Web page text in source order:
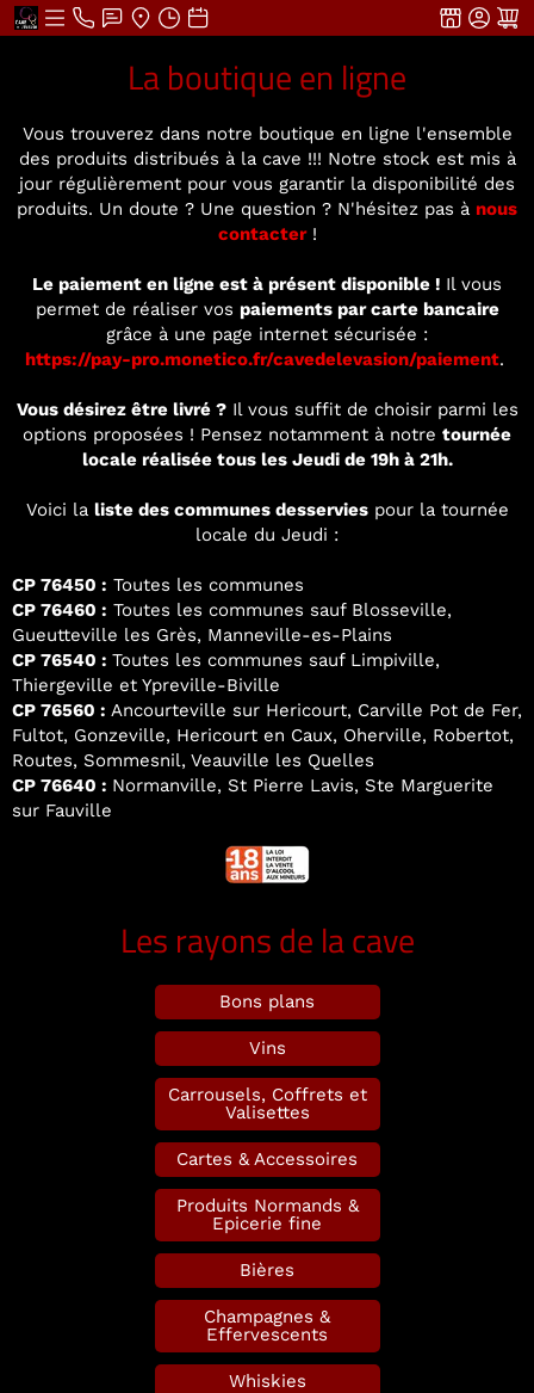
La boutique en ligne
Vous trouverez dans notre boutique en ligne l'ensemble
des produits distribués à la cave !!! Notre stock est mis à
jour régulièrement pour vous garantir la disponibilité des
produits. Un doute ? Une question ? N'hésitez pas à nous
contacter!
Le paiement en ligne est à présent disponible ! Il vous
permet de réaliser vos paiements par carte bancaire
grâce à une page internet sécurisée :
https://pay-pro.monetico.fr/cavedelevasion/paiement.
Vous désirez être livré ?Il vous suffit de choisir parmi les
options proposées ! Pensez notamment à notre tournée
locale réalisée tous les Jeudi de 19h à 21h.
Voici la liste des communes desserviespour la tournée
locale du Jeudi :
CP 76450 : Toutes les communes
CP 76460 : Toutes les communes sauf Blosseville,
Gueutteville les Grès, Manneville-es-Plains
CP 76540 : Toutes les communes sauf Limpiville,
Thiergeville et Ypreville-Biville
CP 76560 : Ancourteville sur Hericourt, Carville Pot de Fer,
Fultot, Gonzeville, Hericourt en Caux, Oherville, Robertot,
Routes, Sommesnil, Veauville les Quelles
CP 76640 : Normanville, St Pierre Lavis, Ste Marguerite
sur Fauville
Les rayons de la cave
Bons plans
Vins
Carrousels, Coffrets et
Valisettes
Cartes & Accessoires
Produits Normands &
Epicerie fine
Bières
Champagnes &
Effervescents
Whiskies